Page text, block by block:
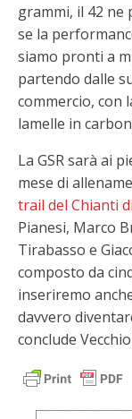
grammi, il 42 ne
se la
siamo pronti a
partendo dalle
commercio, con
lamelle in
La GSR sarà ai
mese di
trail del Chianti
Pianesi, Marco
Tirabasso e
composto da
inseriremo
davvero
conclude